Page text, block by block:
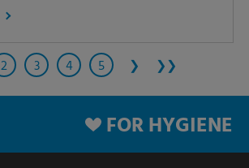
2 3 4 5 ❯ ❯❯
FOR HYGIENE